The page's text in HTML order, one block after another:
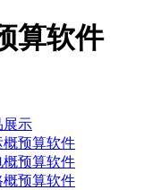
算软件
展示
概预算软件
概预算软件
概预算软件